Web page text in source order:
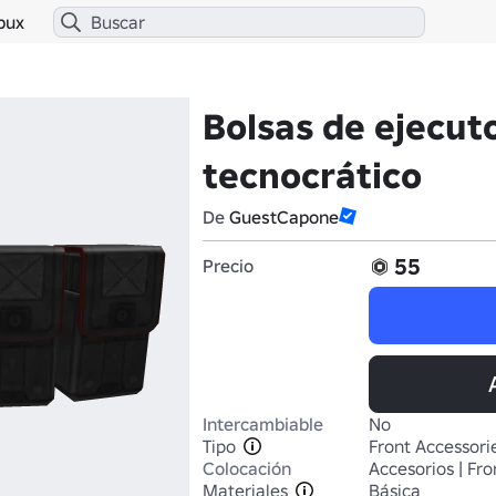
Bolsas de
tecnocrático
De GuestCapone
Precio 55
Intercambiable
No
Tipo
Front
Colocación
Accesorios |
Materiales
Básica